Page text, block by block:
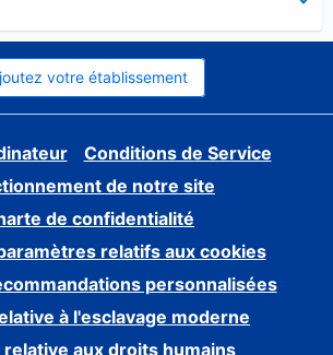
votre établissement
Conditions de Service
de notre site
de confidentialité
relatifs aux cookies
personnalisées
à l'esclavage moderne
aux droits humains